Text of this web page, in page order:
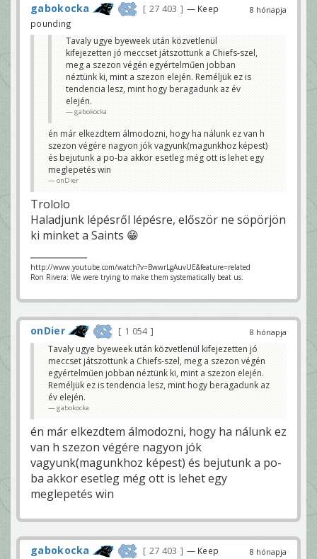
8 hónapja
gabokocka 27 403
— Keep
pounding
Tavaly ugye byeweek után közvetlenül
kifejezetten jó meccset játszottunk a Chiefs-szel,
meg a szezon végén egyértelműen jobban
néztünk ki, mint a szezon elején. Reméljük ez is
tendencia lesz, mint hogy beragadunk az év
elején.
gabokocka
én már elkezdtem álmodozni, hogy ha nálunk ez van h
szezon végére nagyon jók vagyunk(magunkhoz képest)
és bejutunk a po-ba akkor esetleg még ott is lehet egy
meglepetés win
onDier
Trololo
Haladjunk lépésről lépésre, először ne söpörjön
ki minket a Saints 😁
http://www.youtube.com/watch?v=BwwrLgAuvUE&feature=related
Ron Rivera: We were trying to make them systematically beat us.
8 hónapja
onDier
1 054
Tavaly ugye byeweek után közvetlenül kifejezetten jó
meccset játszottunk a Chiefs-szel, meg a szezon végén
egyértelműen jobban néztünk ki, mint a szezon elején.
Reméljük ez is tendencia lesz, mint hogy beragadunk az
év elején.
gabokocka
én már elkezdtem álmodozni, hogy ha nálunk ez
van h szezon végére nagyon jók
vagyunk(magunkhoz képest) és bejutunk a po-
ba akkor esetleg még ott is lehet egy
meglepetés win
8 hónapja
gabokocka 27 403
— Keep